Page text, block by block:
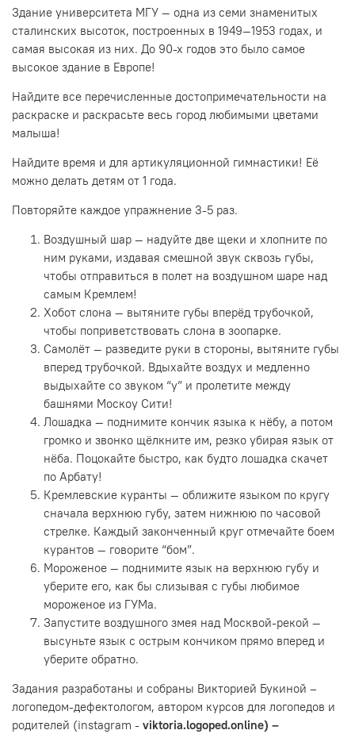
Здание университета МГУ — одна из семи знаменитых
сталинских высоток, построенных в 1949—1953 годах, и
самая высокая из них. До 90-х годов это было самое
высокое здание в Европе!
Найдите все перечисленные достопримечательности на
раскраске и раскрасьте весь город любимыми цветами
малыша!
Найдите время и для артикуляционной гимнастики! Её
можно делать детям от 1 года.
Повторяйте каждое упражнение 3-5 раз.
Воздушный шар — надуйте две щеки и хлопните по
ним руками, издавая смешной звук сквозь губы,
чтобы отправиться в полет на воздушном шаре над
самым Кремлем!
Хобот слона — вытяните губы вперёд трубочкой,
чтобы поприветствовать слона в зоопарке.
Самолёт — разведите руки в стороны, вытяните губы
вперед трубочкой. Вдыхайте воздух и медленно
выдыхайте со звуком “у” и пролетите между
башнями Москоу Сити!
Лошадка — поднимите кончик языка к нёбу, а потом
громко и звонко щёлкните им, резко убирая язык от
нёба. Поцокайте быстро, как будто лошадка скачет
по Арбату!
Кремлевские куранты — оближите языком по кругу
сначала верхнюю губу, затем нижнюю по часовой
стрелке. Каждый законченный круг отмечайте боем
курантов — говорите “бом”.
Мороженое — поднимите язык на верхнюю губу и
уберите его, как бы слизывая с губы любимое
мороженое из ГУМа.
Запустите воздушного змея над Москвой-рекой —
высуньте язык с острым кончиком прямо вперед и
уберите обратно.
Задания разработаны и собраны Викторией Букиной –
логопедом-дефектологом, автором курсов для логопедов и
родителей (instagram - viktoria.logoped.online) –